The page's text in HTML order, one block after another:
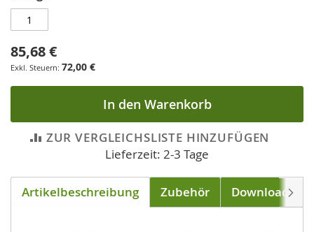
85,68 €
72,00 €
In den Warenkorb
ZUR VERGLEICHSLISTE HINZUFÜGEN
Lieferzeit: 2-3 Tage
Artikelbeschreibung Zubehör Downloads